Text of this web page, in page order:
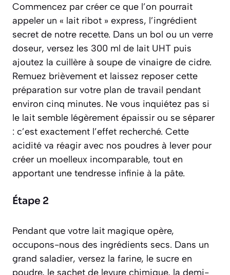
Commencez par créer ce que l’on pourrait
appeler un « lait ribot » express, l’ingrédient
secret de notre recette. Dans un bol ou un verre
doseur, versez les 300 ml de lait UHT puis
ajoutez la cuillère à soupe de vinaigre de cidre.
Remuez brièvement et laissez reposer cette
préparation sur votre plan de travail pendant
environ cinq minutes. Ne vous inquiétez pas si
le lait semble légèrement épaissir ou se séparer
: c’est exactement l’effet recherché. Cette
acidité va réagir avec nos poudres à lever pour
créer un moelleux incomparable, tout en
apportant une tendresse infinie à la pâte.
Étape 2
Pendant que votre lait magique opère,
occupons-nous des ingrédients secs. Dans un
grand saladier, versez la farine, le sucre en
poudre, le sachet de levure chimique, la demi-